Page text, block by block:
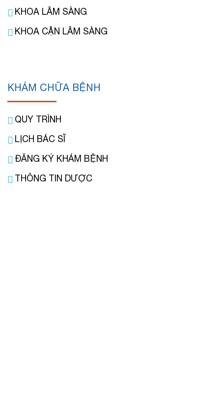
KHOA LÂM SÀNG
KHOA CẬN LÂM SÀNG
KHÁM CHỮA BỆNH
QUY TRÌNH
LỊCH BÁC SĨ
ĐĂNG KÝ KHÁM BỆNH
THÔNG TIN DƯỢC